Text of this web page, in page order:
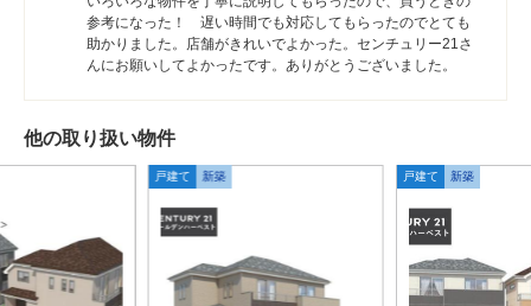
参考になった！ 遅い時間でも対応してもらったのでとても
助かりました。店舗がきれいでよかった。センチュリー21さ
んにお願いしてよかったです。ありがとうございました。
他の取り扱い物件
戸建て 新築 戸建て 新築